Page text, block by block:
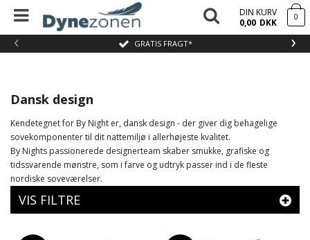
GRATIS FRAGT*
‹ ›
DIN KURV
0,00 DKK 0
Dansk design
Kendetegnet for By Night er, dansk design - der giver dig behagelige
sovekomponenter til dit nattemiljø i allerhøjeste kvalitet.
By Nights passionerede designerteam skaber smukke, grafiske og
tidssvarende mønstre, som i farve og udtryk passer ind i de fleste
nordiske soveværelser.
VIS FILTRE